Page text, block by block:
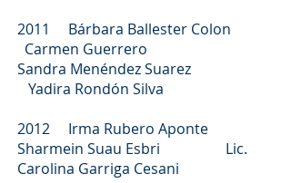
2011 Bárbara Ballester Colon
Carmen Guerrero
Sandra Menéndez Suarez
Yadira Rondón Silva
2012 Irma Rubero Aponte
Sharmein Suau Esbri Lic.
Carolina Garriga Cesani